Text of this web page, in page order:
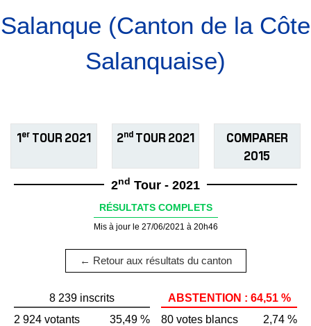
Salanque (Canton de la Côte
Salanquaise)
1er TOUR 2021 2ndTOUR 2021
COMPARER
2015
2nd Tour - 2021
RÉSULTATS COMPLETS
Mis à jour le 27/06/2021 à 20h46
← Retour aux résultats du canton
8 239 inscrits
2 924 votants
35,49 %
ABSTENTION : 64,51 %
80 votes blancs
2,74 %